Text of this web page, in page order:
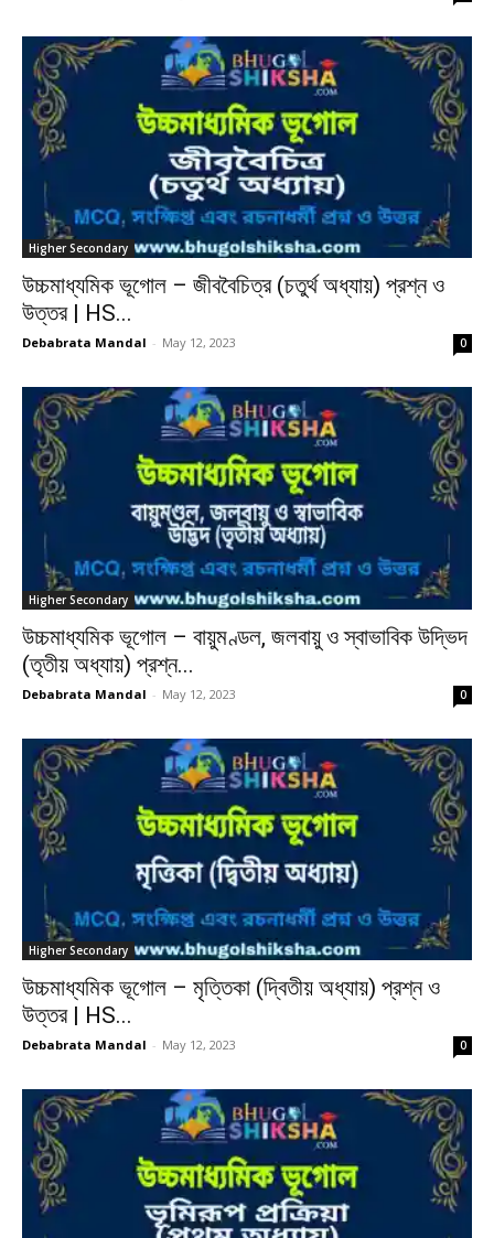
Higher Secondary
উচ্চমাধ্যমিক ভূগোল – জীববৈচিত্র (চতুর্থ অধ্যায়) প্রশ্ন ও
উত্তর | HS...
Debabrata Mandal - May 12, 2023 0
Higher Secondary
উচ্চমাধ্যমিক ভূগোল – বায়ুমণ্ডল, জলবায়ু ও স্বাভাবিক উদ্ভিদ
(তৃতীয় অধ্যায়) প্রশ্ন...
Debabrata Mandal - May 12, 2023 0
Higher Secondary
উচ্চমাধ্যমিক ভূগোল – মৃত্তিকা (দ্বিতীয় অধ্যায়) প্রশ্ন ও
উত্তর | HS...
Debabrata Mandal - May 12, 2023 0